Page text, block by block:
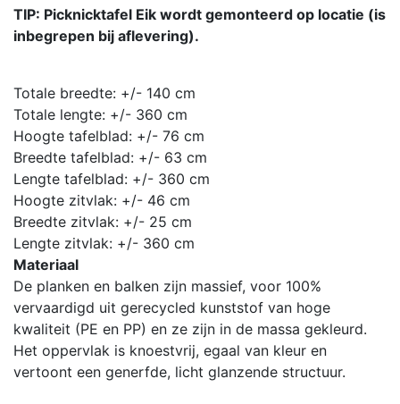
TIP: Picknicktafel Eik wordt gemonteerd op locatie (is
inbegrepen bij aflevering).
Totale breedte: +/- 140 cm
Totale lengte: +/- 360 cm
Hoogte tafelblad: +/- 76 cm
Breedte tafelblad: +/- 63 cm
Lengte tafelblad: +/- 360 cm
Hoogte zitvlak: +/- 46 cm
Breedte zitvlak: +/- 25 cm
Lengte zitvlak: +/- 360 cm
Materiaal
De planken en balken zijn massief, voor 100%
vervaardigd uit gerecycled kunststof van hoge
kwaliteit (PE en PP) en ze zijn in de massa gekleurd.
Het oppervlak is knoestvrij, egaal van kleur en
vertoont een generfde, licht glanzende structuur.